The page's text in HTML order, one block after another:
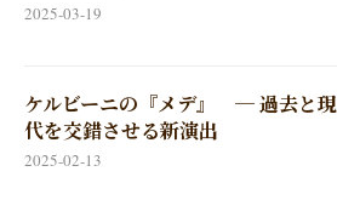
2025-03-19
ケルビーニの『メデ』 ─ 過去と現
代を交錯させる新演出
2025-02-13